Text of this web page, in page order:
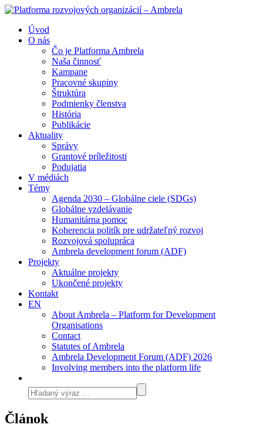
Úvod
O nás
Čo je Platforma Ambrela
Naša činnosť
Kampane
Pracovné skupiny
Štruktúra
Podmienky členstva
História
Publikácie
Aktuality
Správy
Grantové príležitosti
Podujatia
V médiách
Témy
Agenda 2030 – Globálne ciele (SDGs)
Globálne vzdelávanie
Humanitárna pomoc
Koherencia politík pre udržateľný rozvoj
Rozvojová spolupráca
Ambrela development forum (ADF)
Projekty
Aktuálne projekty
Ukončené projekty
Kontakt
EN
About Ambrela – Platform for Development
Organisations
Contact
Statutes of Ambrela
Ambrela Development Forum (ADF) 2026
Involving members into the platform life
Článok